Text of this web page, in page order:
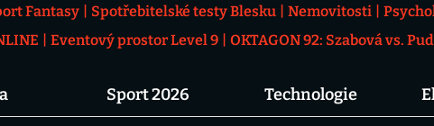
Fantasy Spotřebitelské testy Blesku Nemovitosti
Eventový prostor Level 9 OKTAGON 92: Szabová vs.
Sport 2026 Technologie